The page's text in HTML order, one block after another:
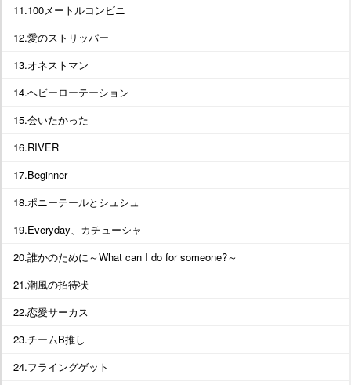
11.100メートルコンビニ
12.愛のストリッパー
13.オネストマン
14.ヘビーローテーション
15.会いたかった
16.RIVER
17.Beginner
18.ポニーテールとシュシュ
19.Everyday、カチューシャ
20.誰かのために～What can I do for someone?～
21.潮風の招待状
22.恋愛サーカス
23.チームB推し
24.フライングゲット